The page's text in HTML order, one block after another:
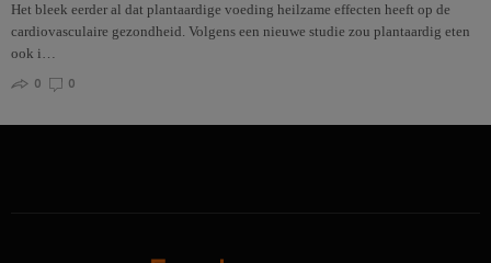
Het bleek eerder al dat plantaardige voeding heilzame effecten heeft op de
cardiovasculaire gezondheid. Volgens een nieuwe studie zou plantaardig eten
ook i…
0
0